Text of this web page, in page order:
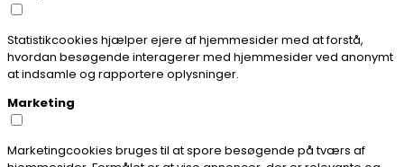
Statistikcookies hjælper ejere af hjemmesider med at forstå,
hvordan besøgende interagerer med hjemmesider ved anonymt
at indsamle og rapportere oplysninger.
Marketing
Marketingcookies bruges til at spore besøgende på tværs af